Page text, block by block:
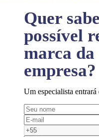
Quer
possível
marca da
empresa?
Um especialista